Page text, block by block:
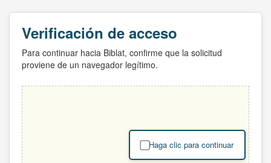
Verificación de acceso
Para continuar hacia Biblat, confirme que la solicitud
proviene de un navegador legítimo.
Haga clic para continuar